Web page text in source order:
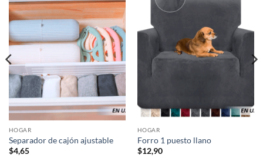
HOGAR
Separador de cajón ajustable
$4,65
HOGAR
Forro 1 puesto llano
$12,90